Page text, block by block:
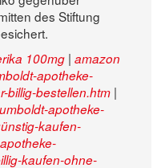
des Stiftung
100mg | amazon
apotheke-
billig-bestellen.htm |
apotheke-
kaufen-
kaufen-ohne-